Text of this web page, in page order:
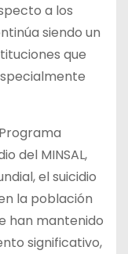
a los
siendo un
que
del MINSAL,
el suicidio
la población
han mantenido
significativo,